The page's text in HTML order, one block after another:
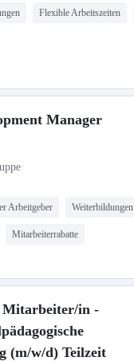
Flexible Arbeitszeiten
Manager
Arbeitgeber Weiterbildungen
Mitarbeiterrabatte
Mitarbeiter/in -
(m/w/d) Teilzeit